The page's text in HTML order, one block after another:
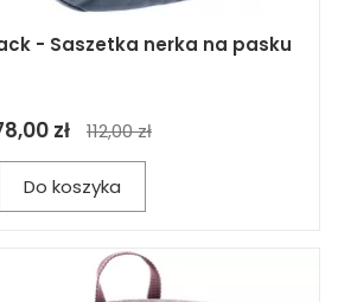
- Saszetka nerka na pasku
zł 112,00 zł
Do koszyka